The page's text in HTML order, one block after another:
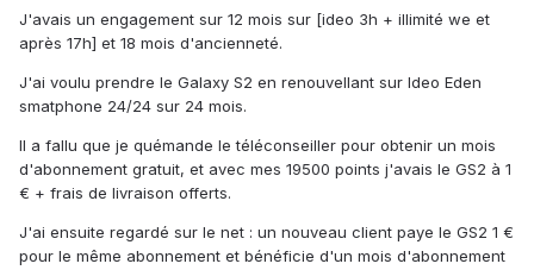
J'avais un engagement sur 12 mois sur [ideo 3h + illimité we et
après 17h] et 18 mois d'ancienneté.
J'ai voulu prendre le Galaxy S2 en renouvellant sur Ideo Eden
smatphone 24/24 sur 24 mois.
Il a fallu que je quémande le téléconseiller pour obtenir un mois
d'abonnement gratuit, et avec mes 19500 points j'avais le GS2 à 1
€ + frais de livraison offerts.
J'ai ensuite regardé sur le net : un nouveau client paye le GS2 1 €
pour le même abonnement et bénéficie d'un mois d'abonnement